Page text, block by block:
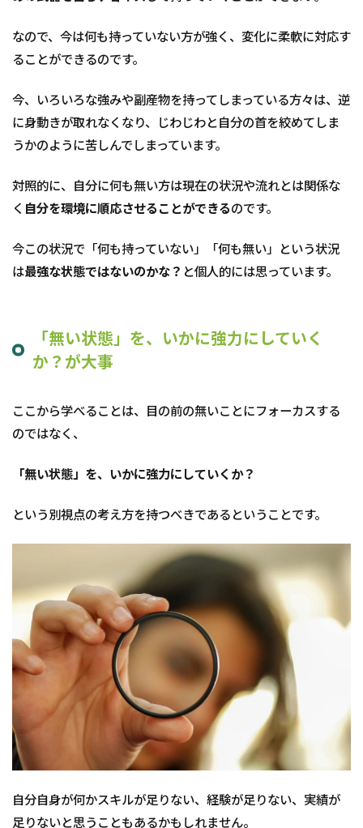
なので、今は何も持っていない方が強く、変化に柔軟に対応す
ることができるのです。
今、いろいろな強みや副産物を持ってしまっている方々は、逆
に身動きが取れなくなり、じわじわと自分の首を絞めてしま
うかのように苦しんでしまっています。
対照的に、自分に何も無い方は現在の状況や流れとは関係な
く 自分を環境に順応させることができるのです。
今この状況で「何も持っていない」「何も無い」という状況
は最強な状態ではないのかな？ と個人的には思っています。
「無い状態」を、いかに強力にしていく
か？が大事
ここから学べることは、目の前の無いことにフォーカスする
のではなく、
「無い状態」を、いかに強力にしていくか？
という別視点の考え方を持つべきであるということです。
自分自身が何かスキルが足りない、経験が足りない、実績が
足りないと思うこともあるかもしれません。